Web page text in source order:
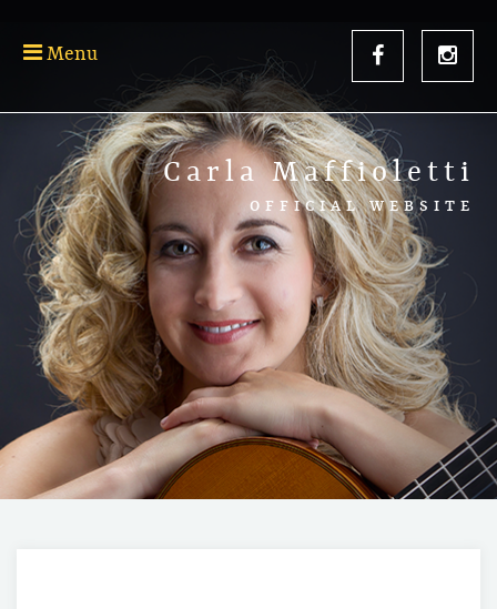
Menu
Carla Maffioletti
OFFICIAL WEBSITE